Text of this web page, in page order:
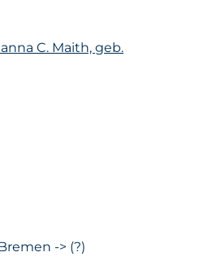
C. Maith, geb.
-> (?)